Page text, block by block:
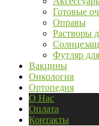
Готовые
Оправы
Растворы
Футляр
Вакцины
Онкология
Ортопедия
О Нас
Оплата
Контакты